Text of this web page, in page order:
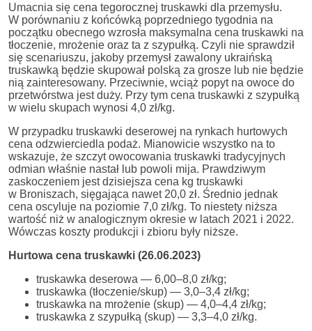
Umacnia się cena tegorocznej truskawki dla przemysłu.
W porównaniu z końcówką poprzedniego tygodnia na
początku obecnego wzrosła maksymalna cena truskawki na
tłoczenie, mrożenie oraz ta z szypułką. Czyli nie sprawdził
się scenariuszu, jakoby przemysł zawalony ukraińską
truskawką będzie skupował polską za grosze lub nie będzie
nią zainteresowany. Przeciwnie, wciąż popyt na owoce do
przetwórstwa jest duży. Przy tym cena truskawki z szypułką
w wielu skupach wynosi 4,0 zł/kg.
W przypadku truskawki deserowej na rynkach hurtowych
cena odzwierciedla podaż. Mianowicie wszystko na to
wskazuje, że szczyt owocowania truskawki tradycyjnych
odmian właśnie nastał lub powoli mija. Prawdziwym
zaskoczeniem jest dzisiejsza cena kg truskawki
w Broniszach, sięgająca nawet 20,0 zł. Średnio jednak
cena oscyluje na poziomie 7,0 zł/kg. To niestety niższa
wartość niż w analogicznym okresie w latach 2021 i 2022.
Wówczas koszty produkcji i zbioru były niższe.
Hurtowa cena truskawki (26.06.2023)
truskawka deserowa — 6,00–8,0 zł/kg;
truskawka (tłoczenie/skup) — 3,0–3,4 zł/kg;
truskawka na mrożenie (skup) — 4,0–4,4 zł/kg;
truskawka z szypułką (skup) — 3,3–4,0 zł/kg.